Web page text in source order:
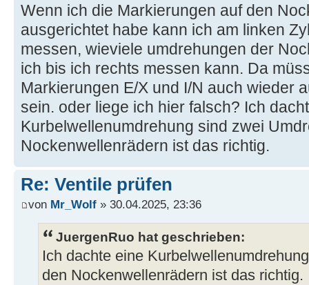
Wenn ich die Markierungen auf den
ausgerichtet habe kann ich am linken
messen, wieviele umdrehungen der
ich bis ich rechts messen kann. Da
Markierungen E/X und I/N auch wieder
sein. oder liege ich hier falsch? Ich
Kurbelwellenumdrehung sind zwei
Nockenwellenrädern ist das richtig.
Re: Ventile prüfen
von Mr_Wolf » 30.04.2025, 23:36
JuergenRuo hat geschrieben:
Ich dachte eine
den Nockenwellenrädern ist das richtig.